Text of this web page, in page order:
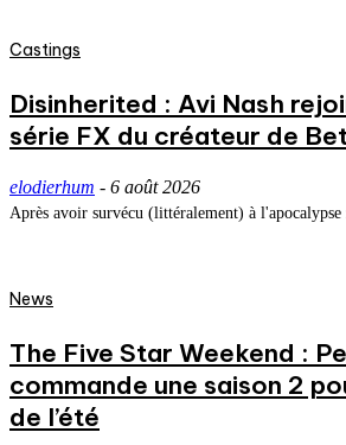
Castings
Disinherited : Avi Nash
série FX du créateur de
elodierhum - 6 août 2026
Après avoir survécu (littéralement) à l'apocalypse
News
The Five Star Weekend :
commande une saison 2
de l’été